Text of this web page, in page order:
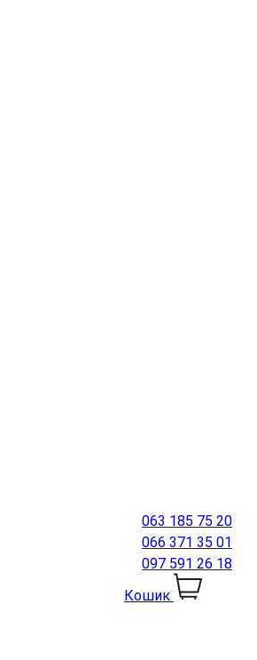
063 185 75 20
066 371 35 01
097 591 26 18
Кошик